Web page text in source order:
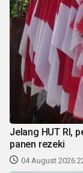
Jelang HUT RI,
panen rezeki
04 August 2026